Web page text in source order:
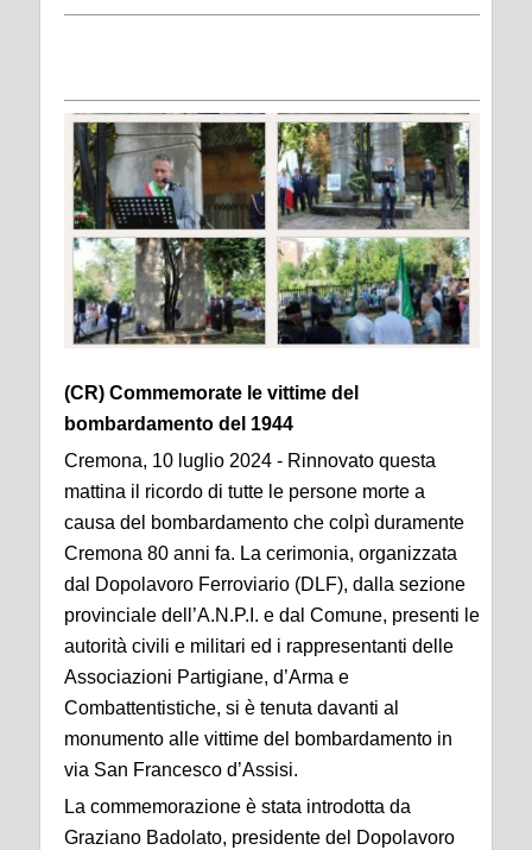
(CR) Commemorate le vittime del
bombardamento del 1944
Cremona, 10 luglio 2024 - Rinnovato questa
mattina il ricordo di tutte le persone morte a
causa del bombardamento che colpì duramente
Cremona 80 anni fa. La cerimonia, organizzata
dal Dopolavoro Ferroviario (DLF), dalla sezione
provinciale dell’A.N.P.I. e dal Comune, presenti le
autorità civili e militari ed i rappresentanti delle
Associazioni Partigiane, d’Arma e
Combattentistiche, si è tenuta davanti al
monumento alle vittime del bombardamento in
via San Francesco d’Assisi.
La commemorazione è stata introdotta da
Graziano Badolato, presidente del Dopolavoro